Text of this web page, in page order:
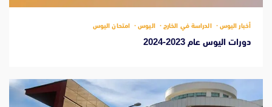
أخبار اليوس الدراسة في الخارج اليوس امتحان اليوس
دورات اليوس عام 2023-2024